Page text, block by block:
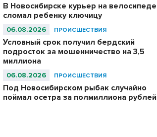
В Новосибирске курьер на велосипеде
сломал ребенку ключицу
06.08.2026 ПРОИСШЕСТВИЯ
Условный срок получил бердский
подросток за мошенничество на 3,5
миллиона
06.08.2026 ПРОИСШЕСТВИЯ
Под Новосибирском рыбак случайно
поймал осетра за полмиллиона рублей